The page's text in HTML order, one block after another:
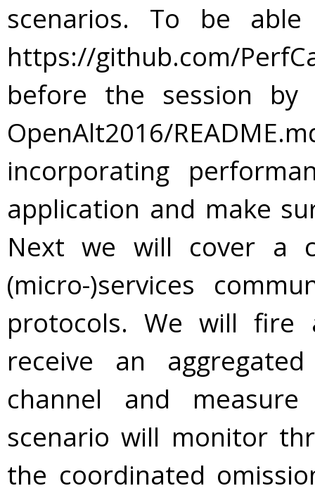
scenarios. To be
https://github.com/
before the session
OpenAlt2016/
incorporating
application and make
Next we will cover a
(micro-)services
protocols. We will fire
receive an
channel and
scenario will monitor
the coordinated